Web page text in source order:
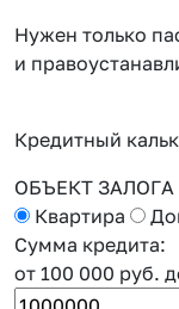
Нужен только
и
Кредитный
ОБЪЕКТ ЗАЛОГА
Квартира
Сумма кредита:
от 100 000 руб.